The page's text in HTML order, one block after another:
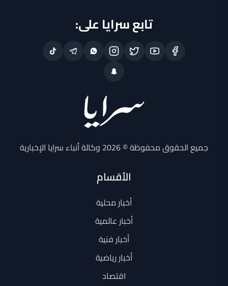
تابع سرايا على:
جميع الحقوق محفوظة © 2026 وكالة أنباء سرايا الإخبارية
الأقسام
أخبار محلية
أخبار عالمية
أخبار فنية
أخبار رياضية
اقتصاد